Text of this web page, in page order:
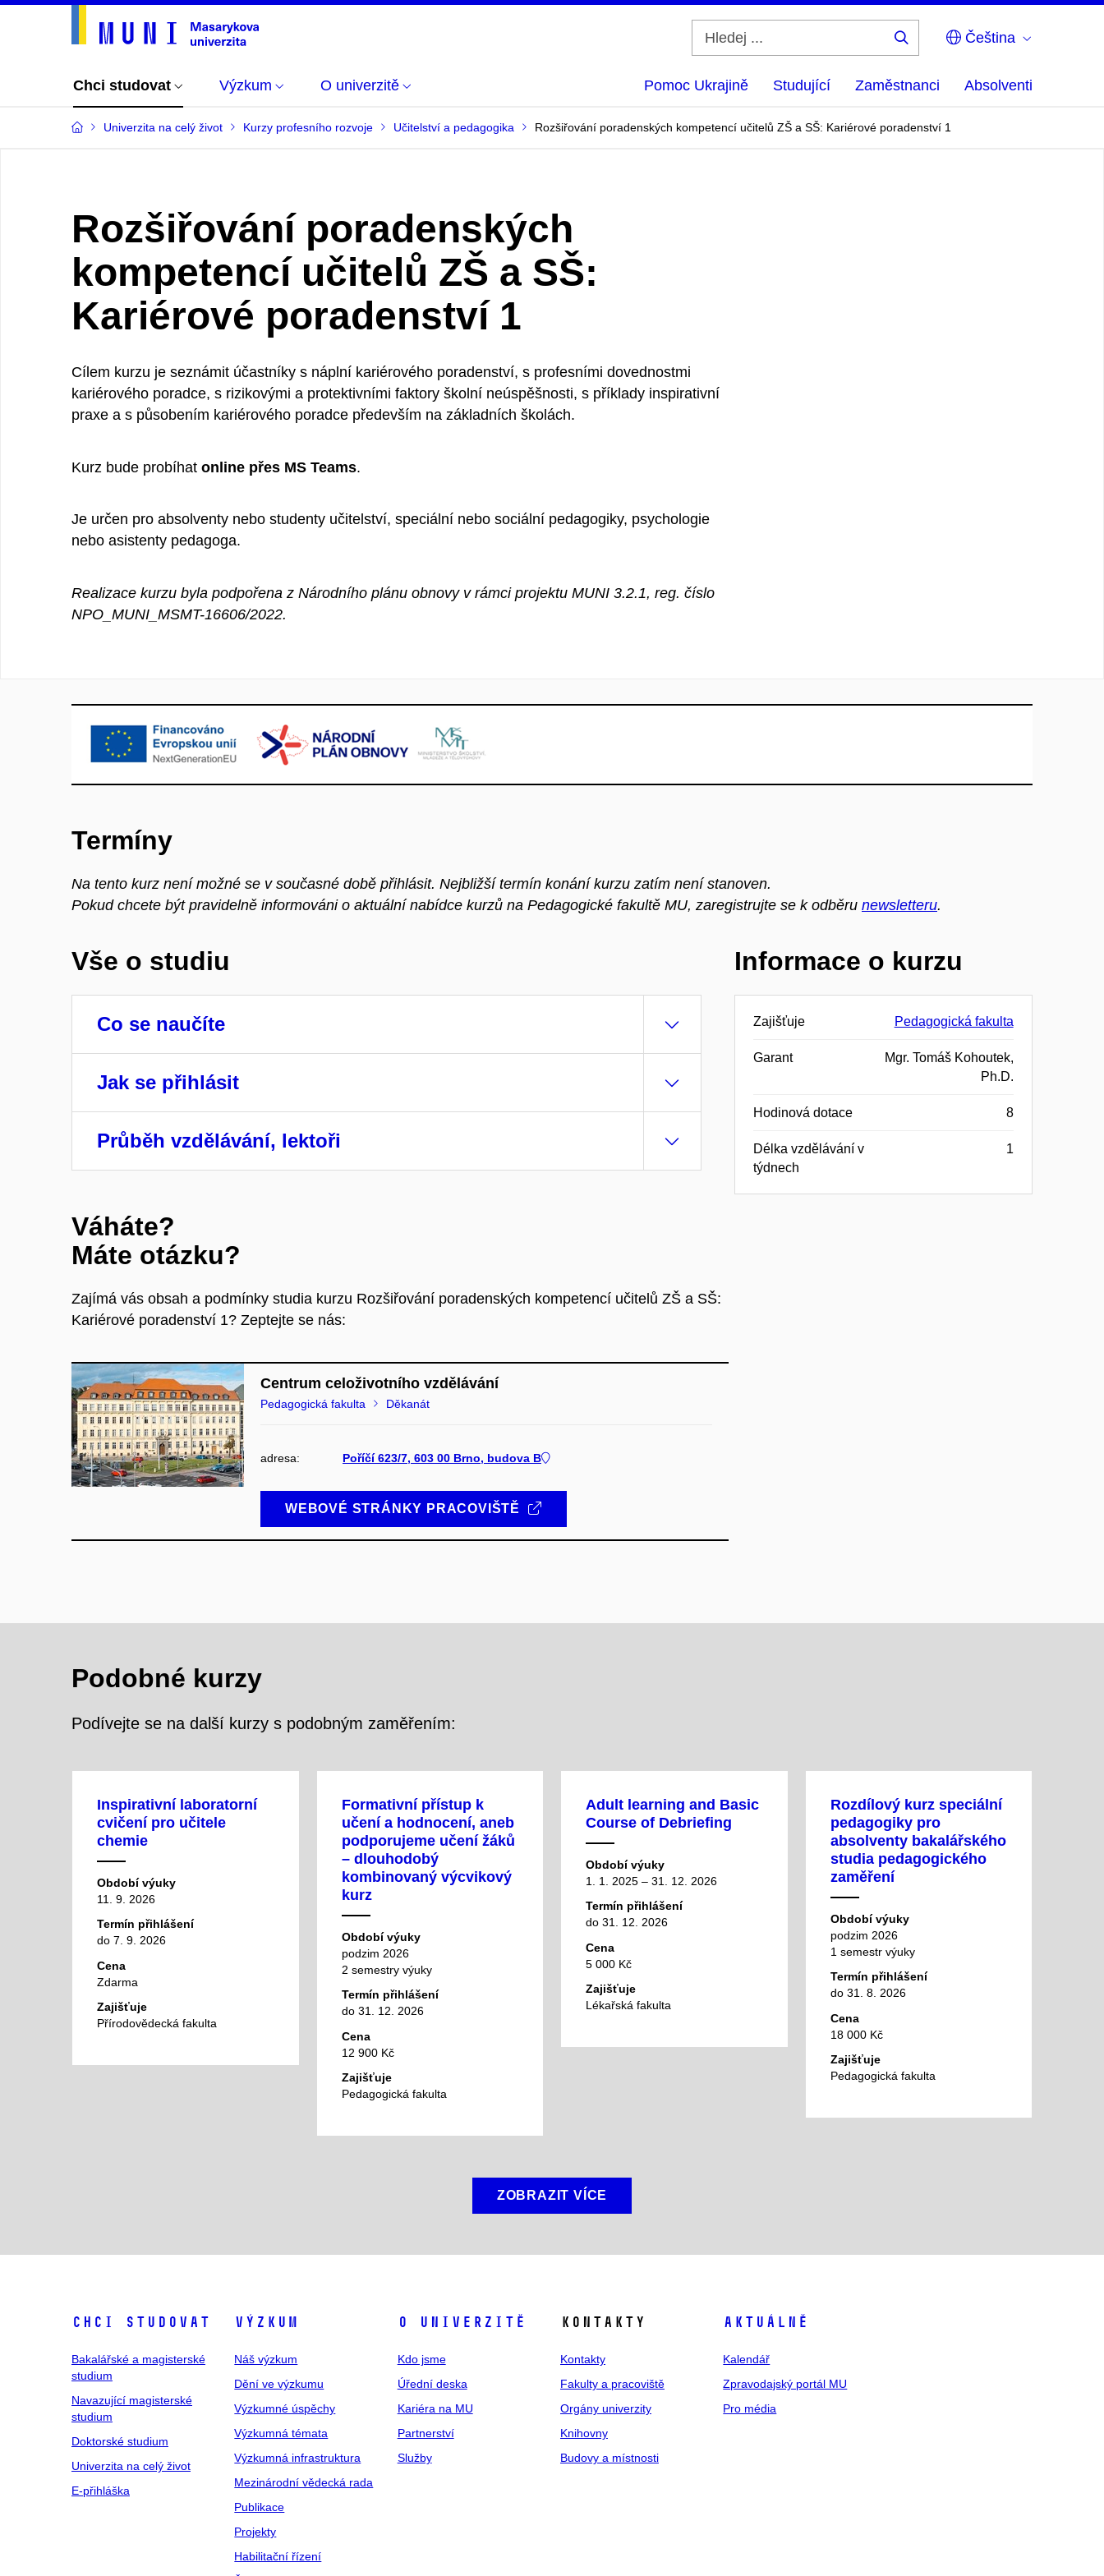
Čeština
Chci studovat Výzkum O univerzitě Pomoc Ukrajině Studující Zaměstnanci Absolventi
Univerzita na celý život Kurzy profesního rozvoje Učitelství a pedagogika Rozšiřování poradenských kompetencí učitelů ZŠ a SŠ: Kariérové poradenství 1
Rozšiřování poradenských
kompetencí učitelů ZŠ a SŠ:
Kariérové poradenství 1
Cílem kurzu je seznámit účastníky s náplní kariérového poradenství, s profesními dovednostmi
kariérového poradce, s rizikovými a protektivními faktory školní neúspěšnosti, s příklady inspirativní
praxe a s působením kariérového poradce především na základních školách.
Kurz bude probíhat online přes MS Teams.
Je určen pro absolventy nebo studenty učitelství, speciální nebo sociální pedagogiky, psychologie
nebo asistenty pedagoga.
Realizace kurzu byla podpořena z Národního plánu obnovy v rámci projektu MUNI 3.2.1, reg. číslo
NPO_MUNI_MSMT-16606/2022.
Termíny
Na tento kurz není možné se v současné době přihlásit. Nejbližší termín konání kurzu zatím není stanoven.
Pokud chcete být pravidelně informováni o aktuální nabídce kurzů na Pedagogické fakultě MU, zaregistrujte se k odběru newsletteru.
Vše o studiu
Co se naučíte
Jak se přihlásit
Průběh vzdělávání, lektoři
Informace o kurzu
Zajišťuje Pedagogická fakulta
Garant
Mgr. Tomáš Kohoutek,
Ph.D.
Hodinová dotace 8
Délka vzdělávání v
týdnech
1
Váháte?
Máte otázku?
Zajímá vás obsah a podmínky studia kurzu Rozšiřování poradenských kompetencí učitelů ZŠ a SŠ:
Kariérové poradenství 1? Zeptejte se nás:
Centrum celoživotního vzdělávání
Pedagogická fakulta Děkanát
adresa: Poříčí 623/7, 603 00 Brno, budova B
WEBOVÉ STRÁNKY PRACOVIŠTĚ
Podobné kurzy
Podívejte se na další kurzy s podobným zaměřením:
Inspirativní laboratorní
cvičení pro učitele
chemie
Období výuky
11. 9. 2026
Termín přihlášení
do 7. 9. 2026
Cena
Zdarma
Zajišťuje
Přírodovědecká fakulta
Formativní přístup k
učení a hodnocení, aneb
podporujeme učení žáků
– dlouhodobý
kombinovaný výcvikový
kurz
Období výuky
podzim 2026
2 semestry výuky
Termín přihlášení
do 31. 12. 2026
Cena
12 900 Kč
Zajišťuje
Pedagogická fakulta
Adult learning and Basic
Course of Debriefing
Období výuky
1. 1. 2025 – 31. 12. 2026
Termín přihlášení
do 31. 12. 2026
Cena
5 000 Kč
Zajišťuje
Lékařská fakulta
Rozdílový kurz speciální
pedagogiky pro
absolventy bakalářského
studia pedagogického
zaměření
Období výuky
podzim 2026
1 semestr výuky
Termín přihlášení
do 31. 8. 2026
Cena
18 000 Kč
Zajišťuje
Pedagogická fakulta
ZOBRAZIT VÍCE
Chci studovat
Bakalářské a magisterské
studium
Navazující magisterské
studium
Doktorské studium
Univerzita na celý život
E-přihláška
Výzkum
Náš výzkum
Dění ve výzkumu
Výzkumné úspěchy
Výzkumná témata
Výzkumná infrastruktura
Mezinárodní vědecká rada
Publikace
Projekty
Habilitační řízení
O univerzitě
Kdo jsme
Úřední deska
Kariéra na MU
Partnerství
Služby
Kontakty
Kontakty
Fakulty a pracoviště
Orgány univerzity
Knihovny
Budovy a místnosti
Aktuálně
Kalendář
Zpravodajský portál MU
Pro média